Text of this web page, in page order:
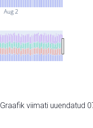
Aug 2
Graafik viimati uuendatud